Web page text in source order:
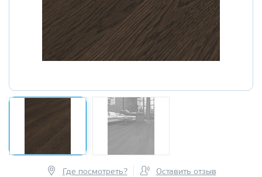
Где посмотреть? Оставить отзыв